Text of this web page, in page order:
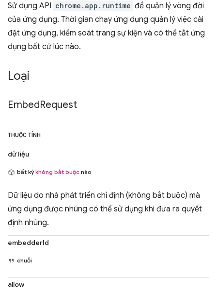
Sử dụng API chrome.app.runtime để quản lý vòng đời
của ứng dụng. Thời gian chạy ứng dụng quản lý việc cài
đặt ứng dụng, kiểm soát trang sự kiện và có thể tắt ứng
dụng bất cứ lúc nào.
Loại
EmbedRequest
THUỘC TÍNH
dữ liệu
bất kỳkhông bắt buộc nào
Dữ liệu do nhà phát triển chỉ định (không bắt buộc) mà
ứng dụng được nhúng có thể sử dụng khi đưa ra quyết
định nhúng.
embedderId
chuỗi
allow